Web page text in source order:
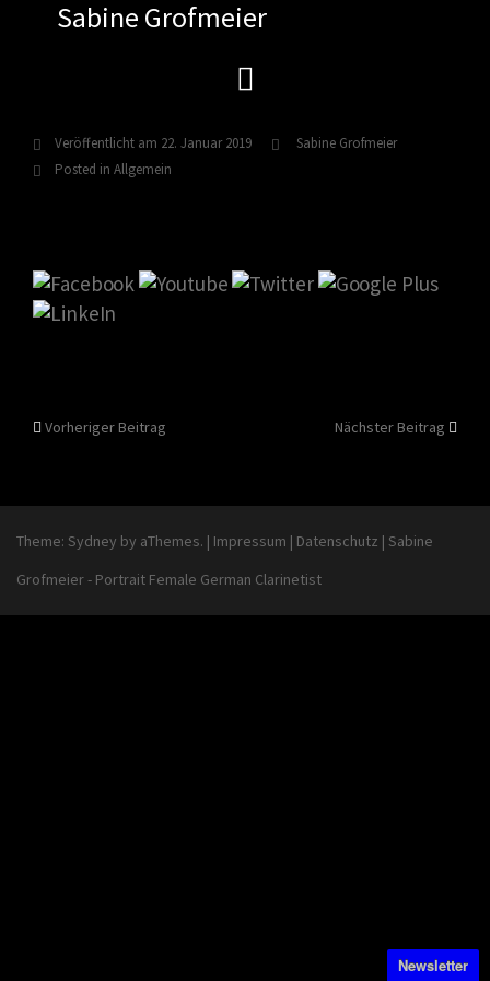
Sabine Grofmeier
Veröffentlicht am 22. Januar 2019
Sabine Grofmeier
Posted in Allgemein
Beitragsnavigation
Vorheriger Beitrag Nächster Beitrag
Theme: Sydney by aThemes. | Impressum | Datenschutz | Sabine
Grofmeier - Portrait Female German Clarinetist
Newsletter